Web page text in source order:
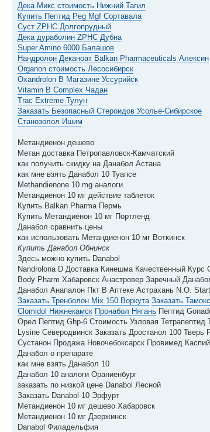
Дека Микс стоимость Нижний Тагил
Купить Пептид Peg Mgf Сортавала
Суст ZPHC Долгопрудный
Дека дураболин ZPHC Дубна
Super Amino 6000 Балашов
Нандролон Деканоат Balkan Pharmaceuticals Алексин
Organon стоимость Лесосибирск
Oxandrolon В Магазине Уссурийск
Vitamin B Complex Чадан
Trac Extreme Тулун
Заказать Безопасный Стероидов Усолье-Сибирское
Станозолол Ишим
Метандиенон дешево
Метан доставка Петропавловск-Камчатский
как получить скидку на Данабол Астана
как мне взять Данабол 10 Туапсе
Methandienone 10 mg аналоги
Метандиенон 10 мг действие таблеток
Купить Balkan Pharma Пермь
Купить Метандиенон 10 мг Портленд
Данабол сравнить цены
как использовать Метандиенон 10 мг Воткинск
Купить Данабол Обнинск
Здесь можно купить Danabol
Nandrolona D Доставка Кинешма Качественный
Body Pharm Хабаровск Анастровер Заречный
Данабол Анапалон Пкт В Аптеке Астрахань N.O.
Заказать Тренболон Mix 150 Воркута Заказать
Clomidol Нижнекамск Пронабол Нягань Пептид
Орел Пептид Ghp-6 Стоимость Узловая
Lysine Северодвинск Заказать Дростанол 100
Сустанон Продажа Новочебоксарск Провимед
Данабол о препарате
как мне взять Данабол 10
Данабол 10 аналоги Ораниенбург
заказать по низкой цене Danabol Лесной
Заказать Danabol 10 Эрфурт
Метандиенон 10 мг дешево Хабаровск
Метандиенон 10 мг Дзержинск
Danabol Филадельфия